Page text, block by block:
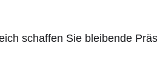
schaffen Sie bleibende